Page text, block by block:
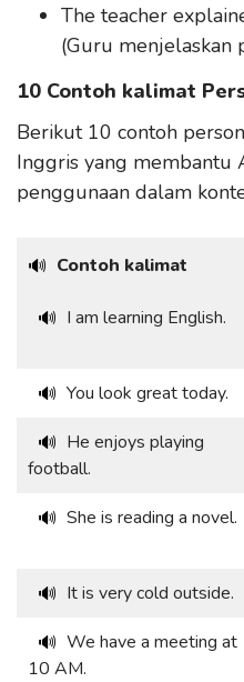
The teacher
(Guru menjelaskan
10 Contoh kalimat
Berikut 10 contoh
Inggris yang membantu
penggunaan dalam
🔊 Contoh kalimat
🔊 I am learning English.
🔊 You look great today.
🔊 He enjoys playing
football.
🔊 She is reading a novel.
🔊 It is very cold outside.
🔊 We have a meeting at
10 AM.